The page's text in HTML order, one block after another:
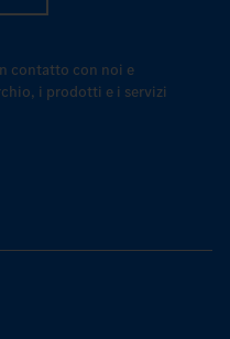
contatto con noi e
i prodotti e i servizi